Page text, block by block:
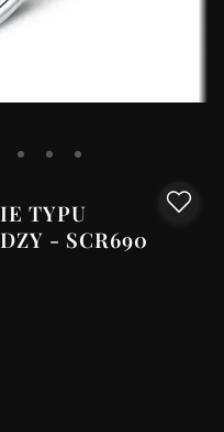
TYPU
- SCR690